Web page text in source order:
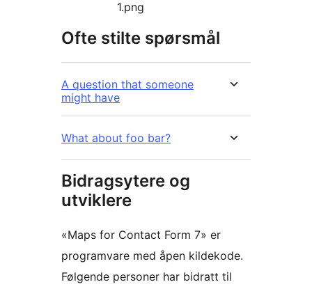
1.png
Ofte stilte spørsmål
A question that someone
might have
What about foo bar?
Bidragsytere og
utviklere
«Maps for Contact Form 7» er
programvare med åpen kildekode.
Følgende personer har bidratt til